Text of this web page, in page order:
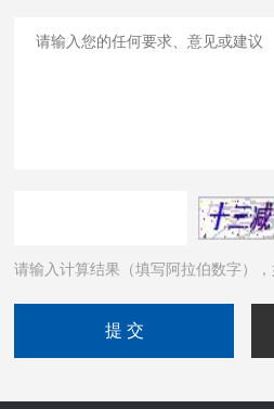
请输入计算结果（填写阿拉伯数字）